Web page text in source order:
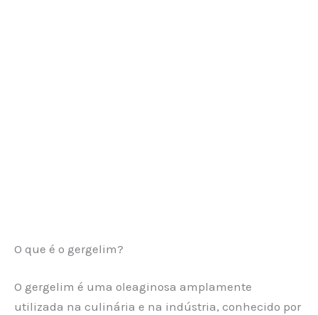
O que é o gergelim?
O gergelim é uma oleaginosa amplamente
utilizada na culinária e na indústria, conhecido por